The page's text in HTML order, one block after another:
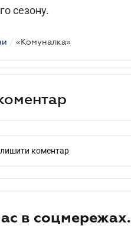
сезону.
/ «Комуналка»
коментар
в соцмережах.